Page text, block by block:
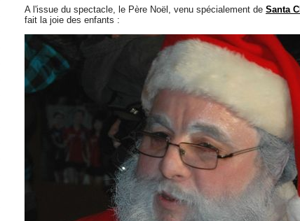
A l'issue du spectacle, le Père Noël, venu spécialement de Santa
fait la joie des enfants :